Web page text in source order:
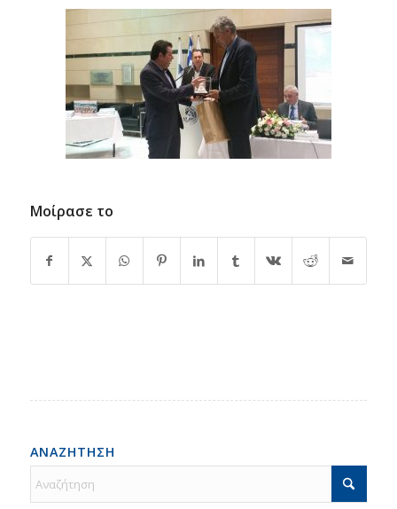
Μοίρασε το
ΑΝΑΖΗΤΗΣΗ